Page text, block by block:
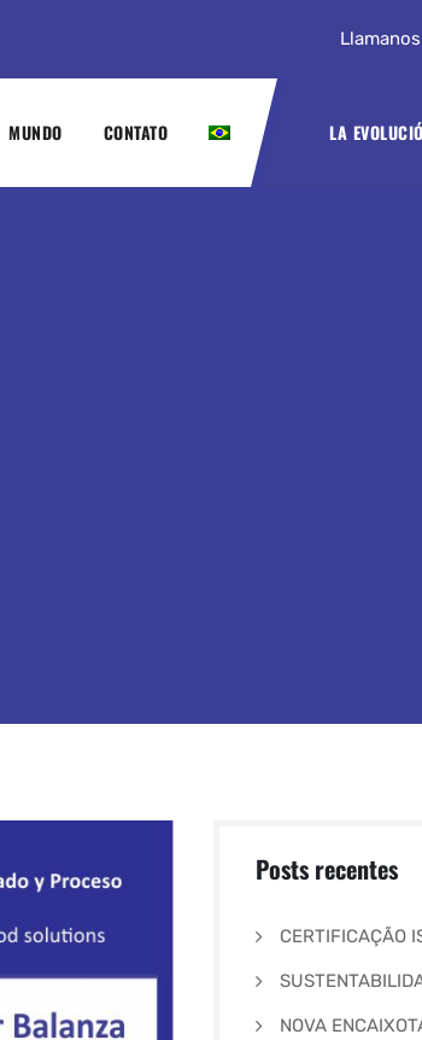
MUNDO CONTATO LA
Posts recentes
CERTIFICAÇÃO
NOVA